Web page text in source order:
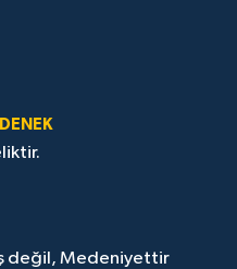
değil, Medeniyettir